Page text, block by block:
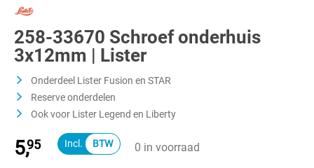
258-33670 Schroef onderhuis
3x12mm | Lister
Onderdeel Lister Fusion en STAR
Reserve onderdelen
Ook voor Lister Legend en Liberty
5,95 0 in voorraad